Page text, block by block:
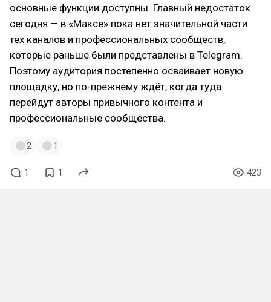
основные функции доступны. Главный недостаток
сегодня — в «Максе» пока нет значительной части
тех каналов и профессиональных сообществ,
которые раньше были представлены в Telegram.
Поэтому аудитория постепенно осваивает новую
площадку, но по-прежнему ждёт, когда туда
перейдут авторы привычного контента и
профессиональные сообщества.
2 1
1 1 423